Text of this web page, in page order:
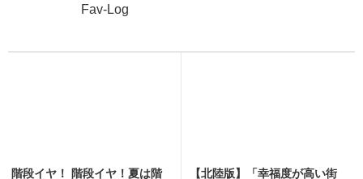
Fav-Log
階段イヤ！ 階段イヤ！夏は階
【北陸版】「幸福度が高い街